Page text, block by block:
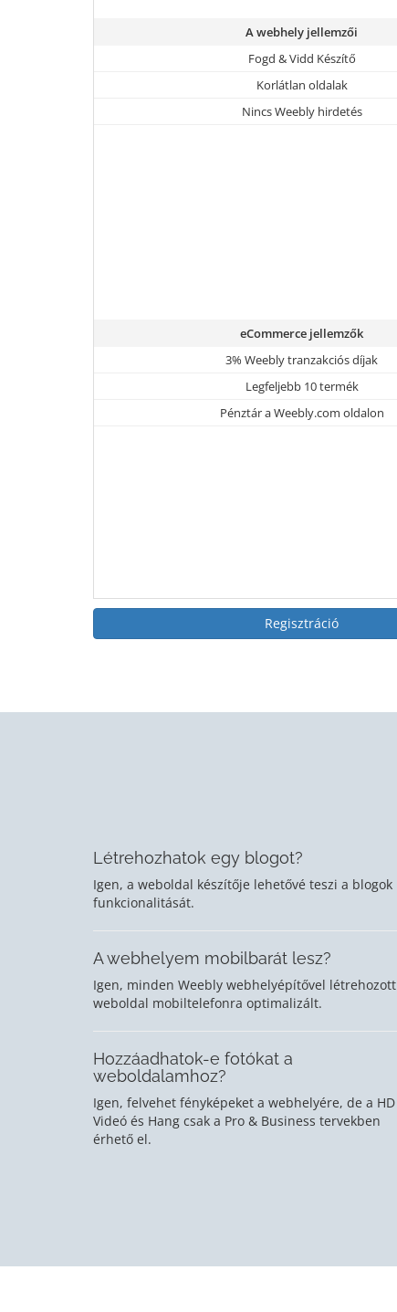
A webhely jellemzői
Fogd & Vidd Készítő
Korlátlan oldalak
Nincs Weebly hirdetés
eCommerce jellemzők
3% Weebly tranzakciós díjak
Legfeljebb 10 termék
Pénztár a Weebly.com oldalon
Regisztráció
Létrehozhatok egy blogot?
Igen, a weboldal készítője lehetővé teszi a blogok
funkcionalitását.
A webhelyem mobilbarát lesz?
Igen, minden Weebly webhelyépítővel létrehozott
weboldal mobiltelefonra optimalizált.
Hozzáadhatok-e fotókat a
weboldalamhoz?
Igen, felvehet fényképeket a webhelyére, de a HD
Videó és Hang csak a Pro & Business tervekben
érhető el.